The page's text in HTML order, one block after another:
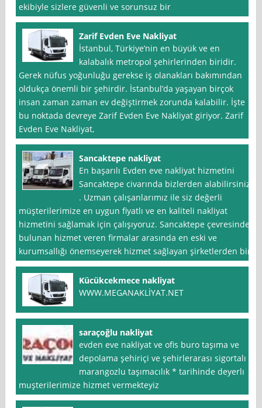
ekibiyle sizlere güvenli ve sorunsuz bir
Zarif Evden Eve Nakliyat
İstanbul, Türkiye’nin en büyük ve en
kalabalık metropol şehirlerinden biridir.
Gerek nüfus yoğunluğu gerekse iş olanakları bakımından
oldukça önemli bir şehirdir. İstanbul’da yaşayan birçok
insan zaman zaman ev değiştirmek zorunda kalabilir. İşte
bu noktada devreye Zarif Evden Eve Nakliyat giriyor. Zarif
Evden Eve Nakliyat,
Sancaktepe nakliyat
En başarılı Evden eve nakliyat hizmetini
Sancaktepe civarında bizlerden alabilirsiniz
. Uzman çalışanlarımız ile siz değerli
müşterilerimize en uygun fiyatlı ve en kaliteli nakliyat
hizmetini sağlamak için çalışıyoruz. Sancaktepe çevresinde
bulunan hizmet veren firmalar arasında en eski ve
kurumsallığı önemseyerek hizmet sağlayan şirketlerden biri
Kücükcekmece nakliyat
WWW.MEGANAKLİYAT.NET
saraçoğlu nakliyat
evden eve nakliyat ve ofis buro taşıma ve
depolama şehiriçi ve şehirlerarası sigortalı
marangozlu taşımacılık * tarihinde deyerlı
muşterilerimize hizmet vermekteyiz